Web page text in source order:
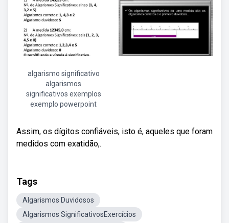
algarismo significativo
algarismos
significativos exemplos
exemplo powerpoint
Assim, os dígitos confiáveis, isto é, aqueles que foram
medidos com exatidão,.
Tags
Algarismos Duvidosos
Algarismos SignificativosExercícios